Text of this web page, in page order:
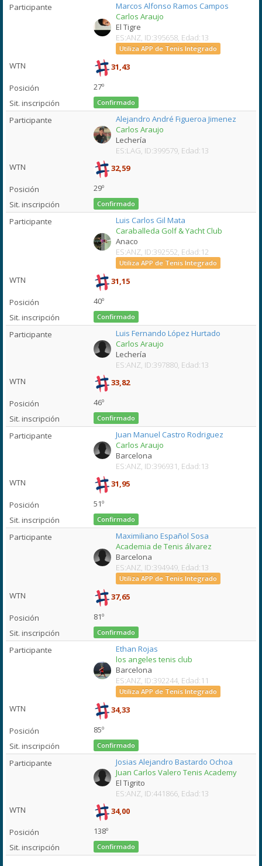
Marcos Alfonso Ramos Campos
Carlos Araujo
El Tigre
ES:ANZ, ID:395658, Edad:13
Utiliza APP de Tenis Integrado
31,43
27º
Confirmado
Alejandro André Figueroa Jimenez
Carlos Araujo
Lechería
ES:LAG, ID:399579, Edad:13
32,59
29º
Confirmado
Luis Carlos Gil Mata
Caraballeda Golf & Yacht Club
Anaco
ES:ANZ, ID:392552, Edad:12
Utiliza APP de Tenis Integrado
31,15
40º
Confirmado
Luis Fernando López Hurtado
Carlos Araujo
Lechería
ES:ANZ, ID:397880, Edad:13
33,82
46º
Confirmado
Juan Manuel Castro Rodriguez
Carlos Araujo
Barcelona
ES:ANZ, ID:396931, Edad:13
31,95
51º
Confirmado
Maximiliano Español Sosa
Academia de Tenis álvarez
Barcelona
ES:ANZ, ID:394949, Edad:13
Utiliza APP de Tenis Integrado
37,65
81º
Confirmado
Ethan Rojas
los angeles tenis club
Barcelona
ES:ANZ, ID:392244, Edad:11
Utiliza APP de Tenis Integrado
34,33
85º
Confirmado
Josias Alejandro Bastardo Ochoa
Juan Carlos Valero Tenis Academy
El Tigrito
ES:ANZ, ID:441866, Edad:13
34,00
138º
Confirmado